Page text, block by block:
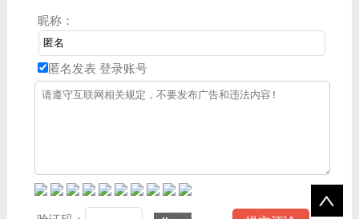
昵称：
匿名发表 登录账号